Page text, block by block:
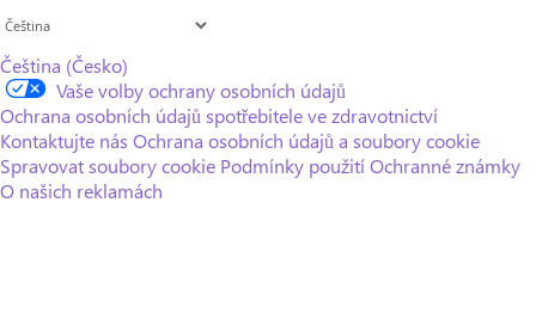
Čeština (Česko)
Vaše volby ochrany osobních údajů
Ochrana osobních údajů spotřebitele ve zdravotnictví
Kontaktujte nás Ochrana osobních údajů a soubory cookie
Spravovat soubory cookie Podmínky použitíOchranné známky
O našich reklamách